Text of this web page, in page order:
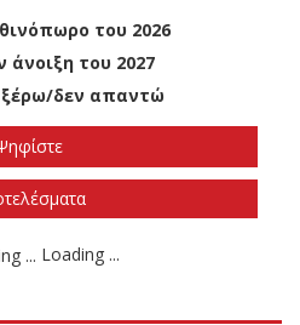
γίνουν οι εθνικές
του 2026
άνοιξη του 2027
ξέρω/δεν απαντώ